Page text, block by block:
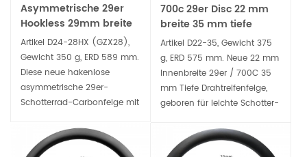
Asymmetrische 29er
Hookless 29mm breite
28mm tiefe
Carbonfelge für
Gravelbike
Artikel D24-28HX (GZX28),
Gewicht 350 g, ERD 589 mm.
Diese neue hakenlose
asymmetrische 29er-
Schotterrad-Carbonfelge mit
mm, ist leichter als die
Hakenversion, aber ohne
700c 29er Disc 22 mm
breite 35 mm tiefe
Drahtreifenfelge für
Straßen- und
Schotterräder
Artikel D22-35, Gewicht 375
g, ERD 575 mm. Neue 22 mm
Innenbreite 29er / 700C 35
mm Tiefe Drahtreifenfelge,
geboren für leichte Schotter-
Scheibenbremsräder. Der
schlauchlose, kompatible